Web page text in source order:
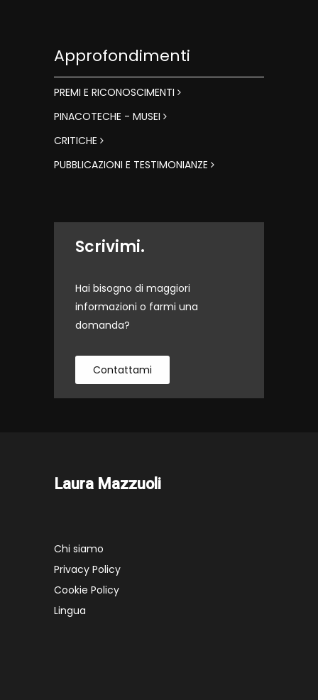
Approfondimenti
PREMI E RICONOSCIMENTI
PINACOTECHE - MUSEI
CRITICHE
PUBBLICAZIONI E TESTIMONIANZE
Scrivimi.
Hai bisogno di maggiori
informazioni o farmi una
domanda?
Contattami
Laura Mazzuoli
Chi siamo
Privacy Policy
Cookie Policy
Lingua